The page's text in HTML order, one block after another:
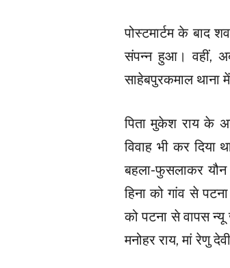
पोस्टमार्टम के बाद
संपन्न हुआ। वहीं,
साहेबपुरकमाल थाना
पिता मुकेश राय के
विवाह भी कर दिया
बहला-फुसलाकर यौन
हिना को गांव से
को पटना से वापस
मनोहर राय, मां रेणु